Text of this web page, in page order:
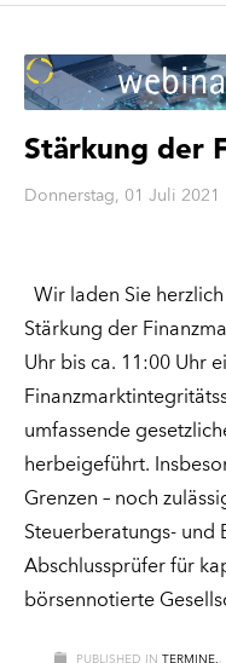
Stärkung der
Donnerstag, 01 Juli 2021
Wir laden Sie
Stärkung der
Uhr bis ca. 11:00 Uhr
umfassende
herbeigeführt.
Grenzen – noch
Steuerberatungs- und
Abschlussprüfer für
börsennotierte
PUBLISHED IN TERMINE. ,